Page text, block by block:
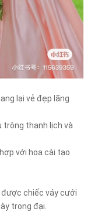
lại vẻ đẹp lãng
trông thanh lịch và
với hoa cài tạo
được chiếc váy cưới
trọng đại.